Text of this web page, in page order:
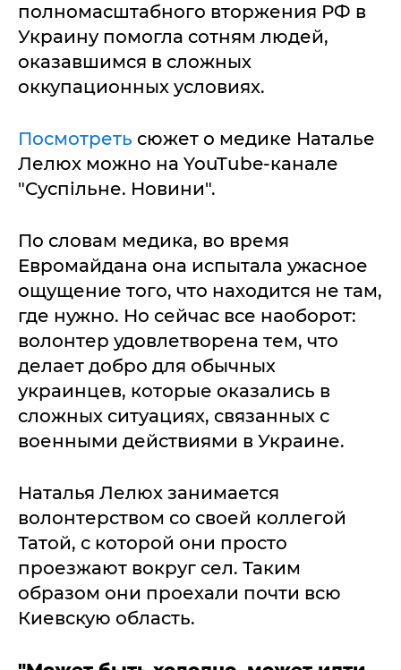
полномасштабного вторжения РФ в
Украину помогла сотням людей,
оказавшимся в сложных
оккупационных условиях.
Посмотреть сюжет о медике Наталье
Лелюх можно на YouTube-канале
"Суспільне. Новини".
По словам медика, во время
Евромайдана она испытала ужасное
ощущение того, что находится не там,
где нужно. Но сейчас все наоборот:
волонтер удовлетворена тем, что
делает добро для обычных
украинцев, которые оказались в
сложных ситуациях, связанных с
военными действиями в Украине.
Наталья Лелюх занимается
волонтерством со своей коллегой
Татой, с которой они просто
проезжают вокруг сел. Таким
образом они проехали почти всю
Киевскую область.